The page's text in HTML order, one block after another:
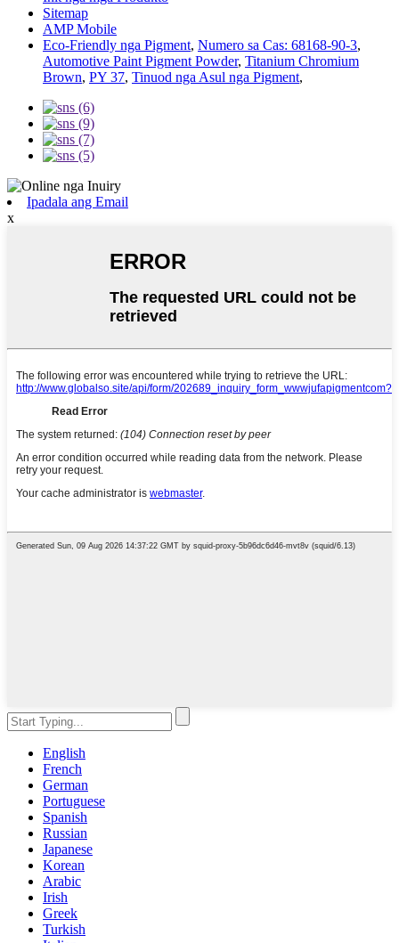
Sitemap
AMP Mobile
Eco-Friendly nga Pigment, Numero sa Cas: 68168-90-3,
Automotive Paint Pigment Powder, Titanium Chromium
Brown, PY 37, Tinuod nga Asul nga Pigment,
Ipadala ang Email
x
English
French
German
Portuguese
Spanish
Russian
Japanese
Korean
Arabic
Irish
Greek
Turkish